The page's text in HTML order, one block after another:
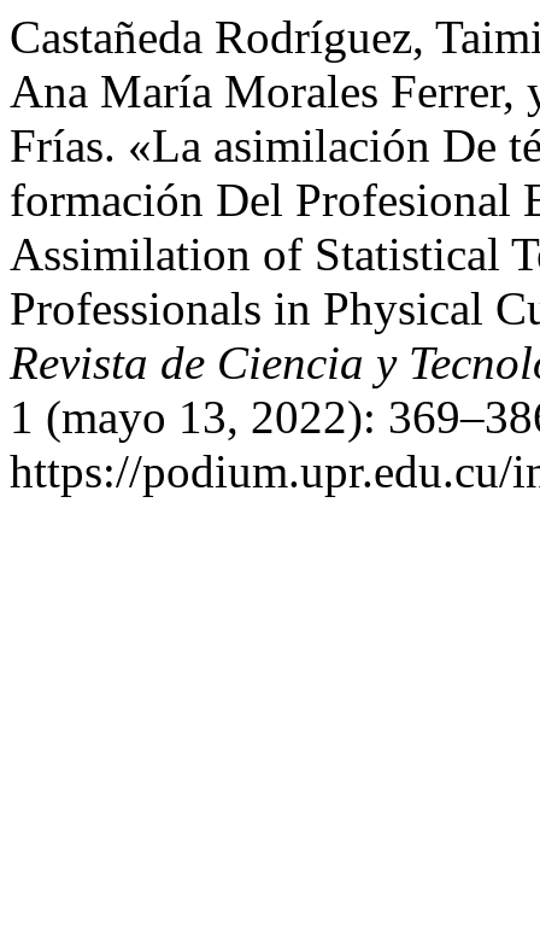
Castañeda Rodríguez,
Ana María Morales
Frías. «La asimilación De
formación Del Profesional
Assimilation of Statistical
Professionals in Physical
Revista de Ciencia y
1 (mayo 13, 2022):
https://